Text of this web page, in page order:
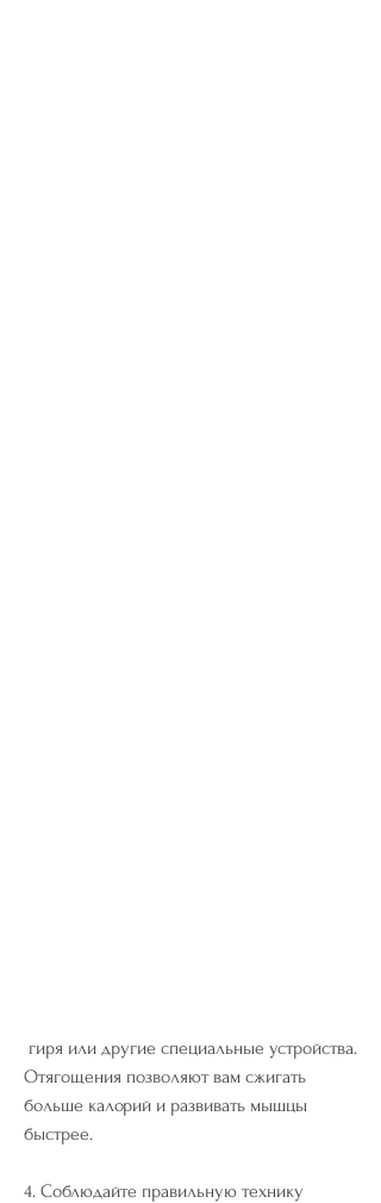
Отягощения позволяют вам сжигать
больше калорий и развивать мышцы
быстрее.
4. Соблюдайте правильную технику